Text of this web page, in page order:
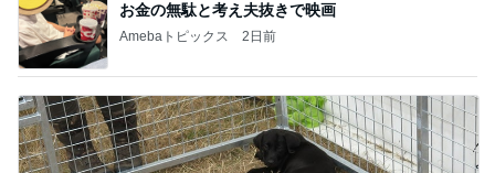
お金の無駄と考え夫抜きで映画
Amebaトピックス 2日前